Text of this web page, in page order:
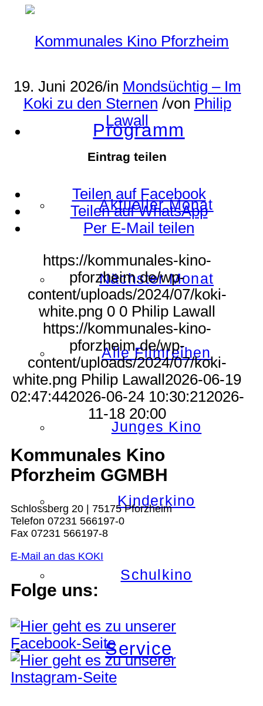
Programm
Aktueller Monat
Nächster Monat
Alle Filmreihen
Junges Kino
Kinderkino
Schulkino
Service
19. Juni 2026/in Mondsüchtig – Im
Koki zu den Sternen /von Philip
Lawall
Eintrag teilen
Teilen auf Facebook
Teilen auf WhatsApp
Per E-Mail teilen
https://kommunales-kino-
pforzheim.de/wp-
content/uploads/2024/07/koki-
white.png 0 0 Philip Lawall
https://kommunales-kino-
pforzheim.de/wp-
content/uploads/2024/07/koki-
white.png Philip Lawall2026-06-19
02:47:442026-06-24 10:30:21 2026-
11-18 20:00
Kommunales Kino
Pforzheim GGMBH
Schlossberg 20 | 75175 Pforzheim
Telefon 07231 566197-0
Fax 07231 566197-8
E-Mail an das KOKI
Folge uns: